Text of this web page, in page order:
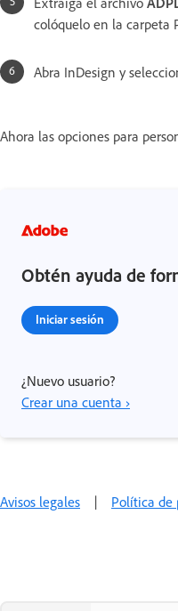
colóquelo en la carpeta
Abra InDesign y
Ahora las opciones para
Obtén ayuda de
Iniciar sesión
¿Nuevo usuario?
Crear una cuenta ›
Avisos legales | Política de